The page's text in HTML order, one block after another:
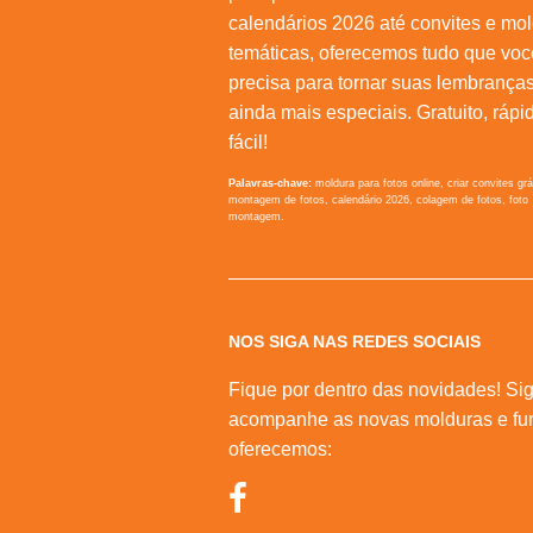
calendários 2026 até convites e
temáticas, oferecemos tudo que
precisa para tornar suas
ainda mais especiais. Gratuito,
fácil!
Palavras-chave: moldura para fotos online, criar convites
montagem de fotos, calendário 2026, colagem de fotos, foto
montagem.
NOS SIGA NAS REDES SOCIAIS
Fique por dentro das novidades!
acompanhe as novas molduras e
oferecemos: